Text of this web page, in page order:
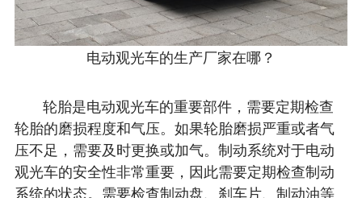
电动观光车的生产厂家在哪？
轮胎是电动观光车的重要部件，需要定期检查
轮胎的磨损程度和气压。如果轮胎磨损严重或者气
压不足，需要及时更换或加气。制动系统对于电动
观光车的安全性非常重要，因此需要定期检查制动
系统的状态。需要检查制动盘、刹车片、制动油等